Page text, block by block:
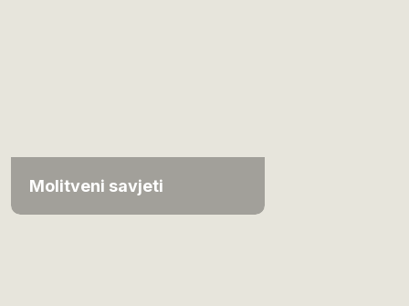
Molitveni savjeti